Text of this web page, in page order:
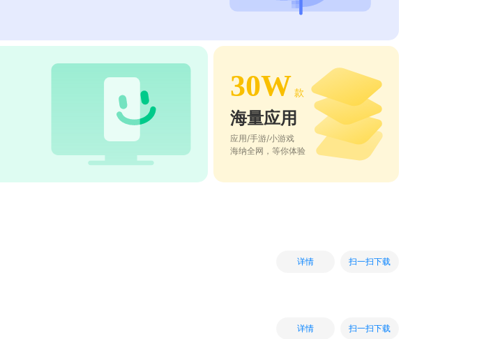
30W 款
海量应用
应用/手游/小游戏
海纳全网，等你体验
详情 扫一扫下载
详情 扫一扫下载